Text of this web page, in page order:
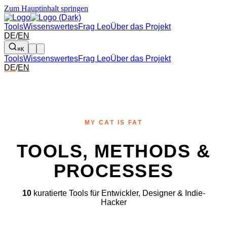
Zum Hauptinhalt springen
ToolsWissenswertesFrag LeoÜber das Projekt
DE/EN
⌘K
ToolsWissenswertesFrag LeoÜber das Projekt
DE/EN
MY CAT IS FAT
TOOLS, METHODS &
PROCESSES
10kuratierte Tools für Entwickler, Designer & Indie-
Hacker